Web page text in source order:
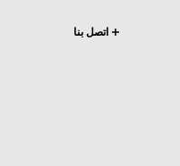
اتصل بنا